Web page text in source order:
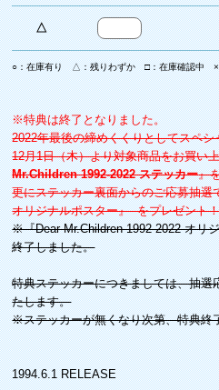
△
○：在庫有り △：残りわずか □：在庫確認中 ×
※特典は終了となりました。
2022年最後の締めくくりとしてスペ
12月1日（木）より対象商品をお買い
Mr.Children 1992-2022 ステッカー』
更にステッカー裏面からのご応募抽選
オリジナルポスター』 をプレゼント
※『Dear Mr.Children 1992-2022 オリ
終了しました。
特典ステッカーにつきましては、抽
たします。
※ステッカーが無くなり次第、特典終
1994.6.1 RELEASE